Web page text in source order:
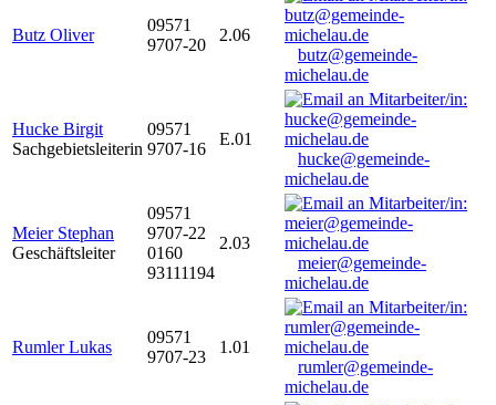
Butz Oliver
09571
9707-20
2.06
butz@gemeinde-
michelau.de
Hucke Birgit
Sachgebietsleiterin
09571
9707-16
E.01
hucke@gemeinde-
michelau.de
Meier Stephan
Geschäftsleiter
09571
9707-22
0160
93111194
2.03
meier@gemeinde-
michelau.de
Rumler Lukas
09571
9707-23
1.01
rumler@gemeinde-
michelau.de